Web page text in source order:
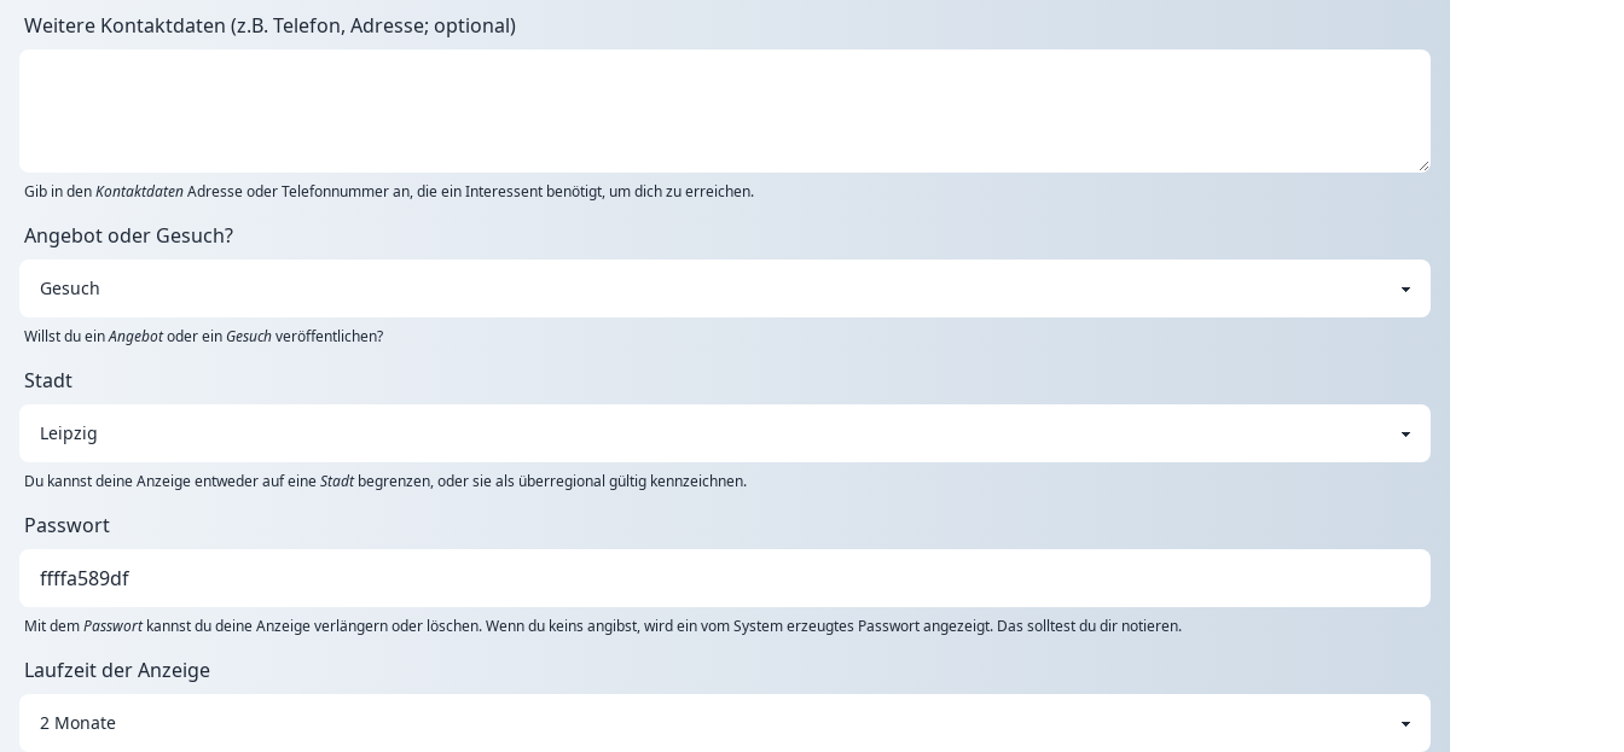
Weitere Kontaktdaten (z.B. Telefon, Adresse; optional)
Gib in denKontaktdatenAdresse oder Telefonnummer an, die ein Interessent benötigt, um dich zu erreichen.
Angebot oder Gesuch?
Willst du einAngebotoder einGesuchveröffentlichen?
Stadt
Du kannst deine Anzeige entweder auf eineStadtbegrenzen, oder sie als überregional gültig kennzeichnen.
Passwort
Mit demPasswortkannst du deine Anzeige verlängern oder löschen. Wenn du keins angibst, wird ein vom System erzeugtes Passwort angezeigt. Das solltest du dir notieren.
Laufzeit der Anzeige